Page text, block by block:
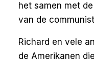
het samen met
van de
Richard en vele
de Amerikanen